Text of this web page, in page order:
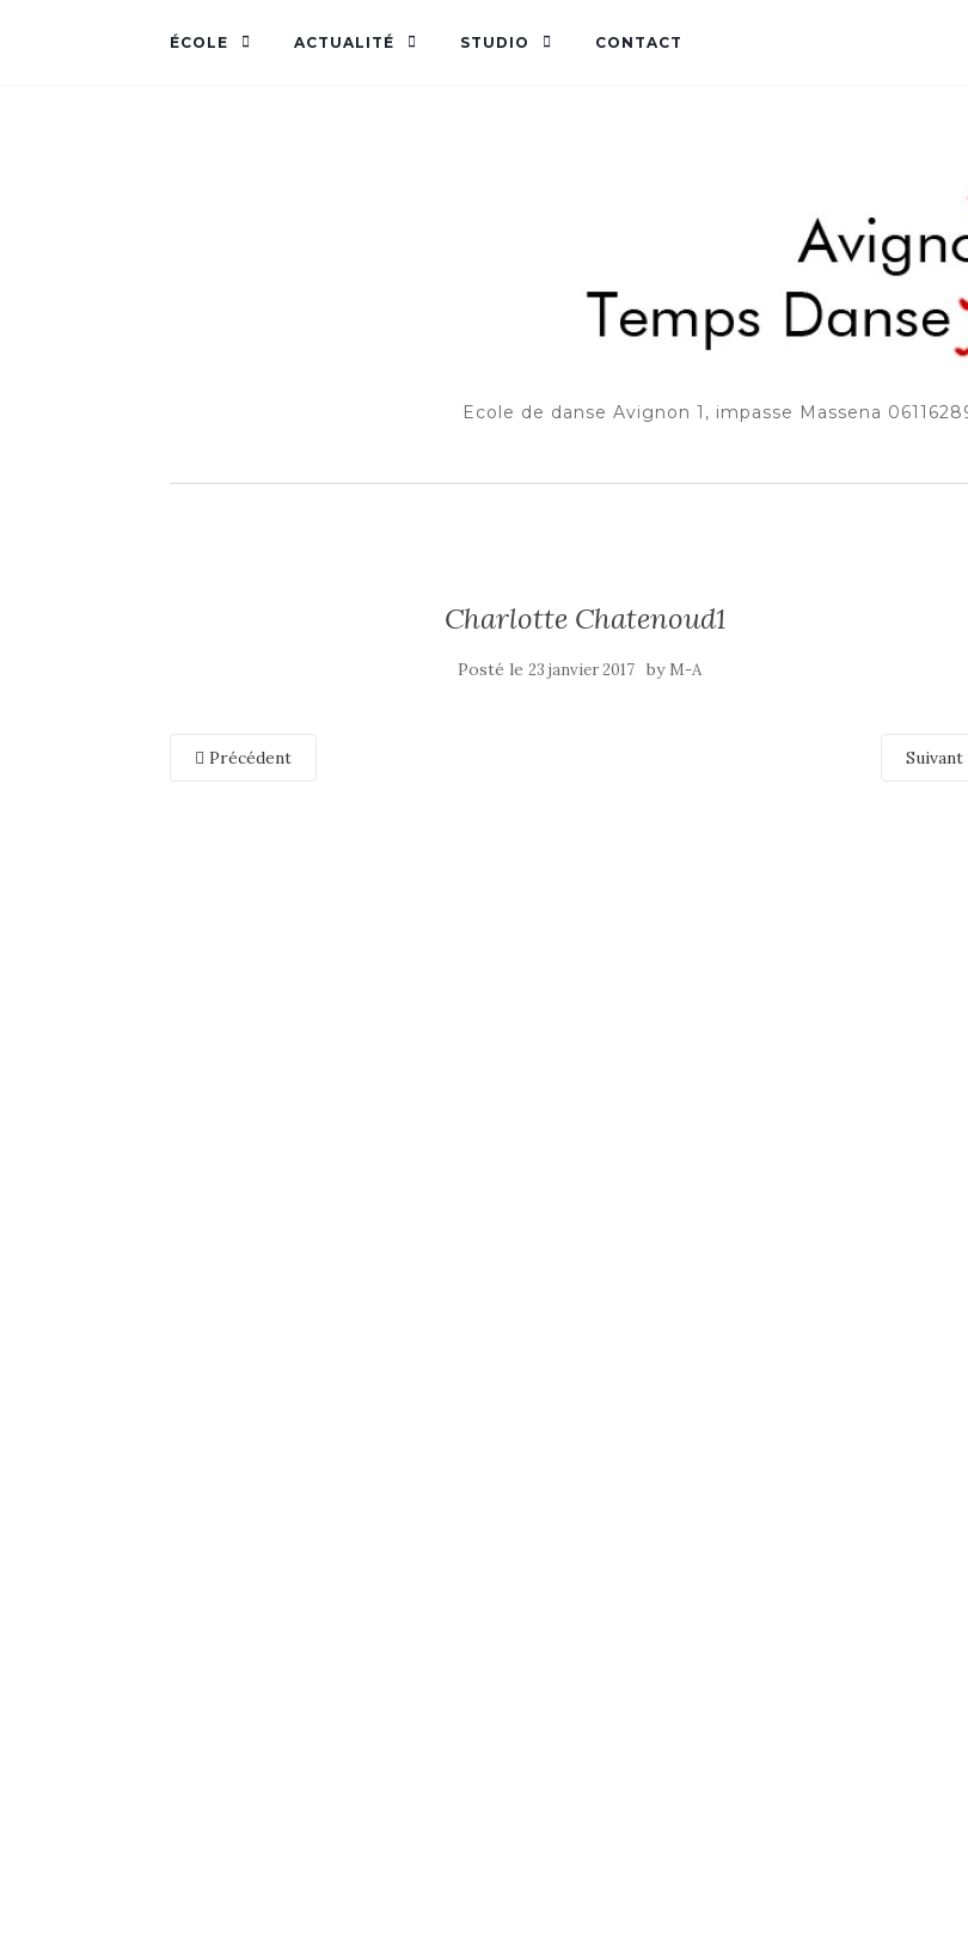
ÉCOLE ACTUALITÉ STUDIO CONTACT
Ecole de danse Avignon 1, impasse Massena
Charlotte Chatenoud1
Posté le23 janvier 2017 by M-A
Précédent Suivant